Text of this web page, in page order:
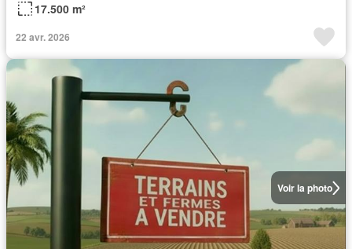
17.500 m²
22 avr. 2026
Voir la photo